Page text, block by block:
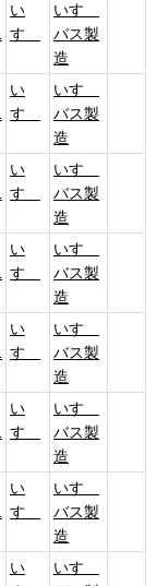
い
すゞ
いすゞ
バス製
造
い
すゞ
いすゞ
バス製
造
い
すゞ
いすゞ
バス製
造
い
すゞ
いすゞ
バス製
造
い
すゞ
いすゞ
バス製
造
い
すゞ
いすゞ
バス製
造
い
すゞ
いすゞ
バス製
造
い
いすゞ